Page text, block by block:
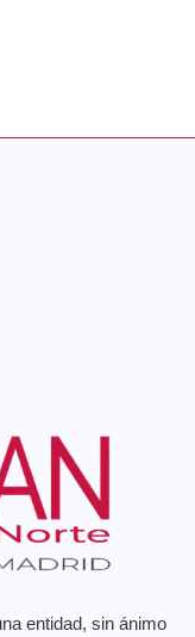
entidad, sin ánimo